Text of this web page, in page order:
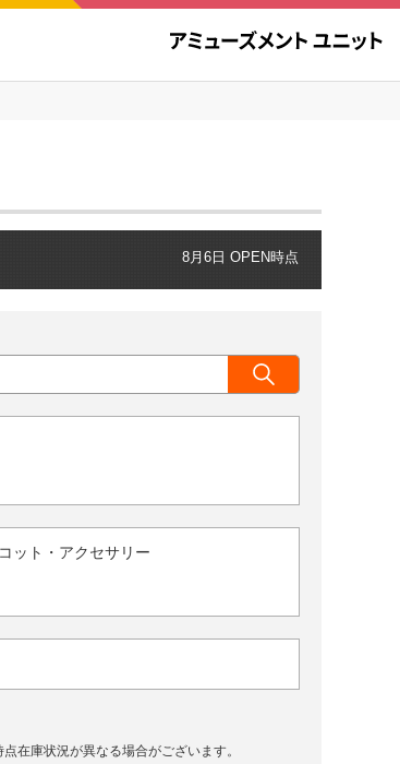
8月6日 OPEN時点
ット・アクセサリー
在庫状況が異なる場合がございます。